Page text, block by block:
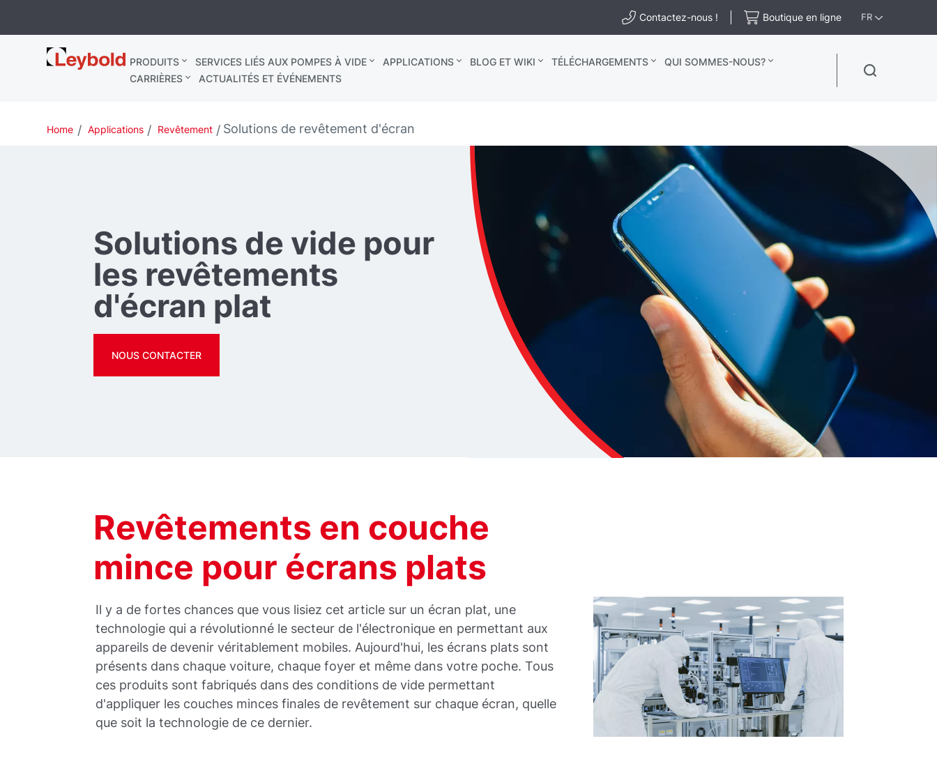
Contactez-nous ! Boutique en ligne FR
Leybold
France
PRODUITS SERVICES LIÉS AUX POMPES À VIDE APPLICATIONS BLOG ET WIKI TÉLÉCHARGEMENTS
QUI SOMMES-NOUS?
CARRIÈRES
ACTUALITÉS ET ÉVÉNEMENTS
Home Applications Revêtement Solutions de revêtement d'écran
Solutions de vide pour
les revêtements
d'écran plat
NOUS CONTACTER
Revêtements en couche
mince pour écrans plats
Il y a de fortes chances que vous lisiez cet article sur un écran plat, une
technologie qui a révolutionné le secteur de l'électronique en permettant aux
appareils de devenir véritablement mobiles. Aujourd'hui, les écrans plats sont
présents dans chaque voiture, chaque foyer et même dans votre poche. Tous
ces produits sont fabriqués dans des conditions de vide permettant
d'appliquer les couches minces finales de revêtement sur chaque écran, quelle
que soit la technologie de ce dernier.